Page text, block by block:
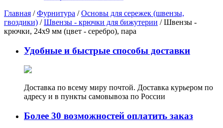
Главная /Фурнитура /Основы для сережек (швензы,
гвоздики) /Швензы - крючки для бижутерии / Швензы -
крючки, 24х9 мм (цвет - серебро), пара
Удобные и быстрые способы доставки
Доставка по всему миру почтой. Доставка курьером по
адресу и в пункты самовывоза по России
Более 30 возможностей оплатить заказ